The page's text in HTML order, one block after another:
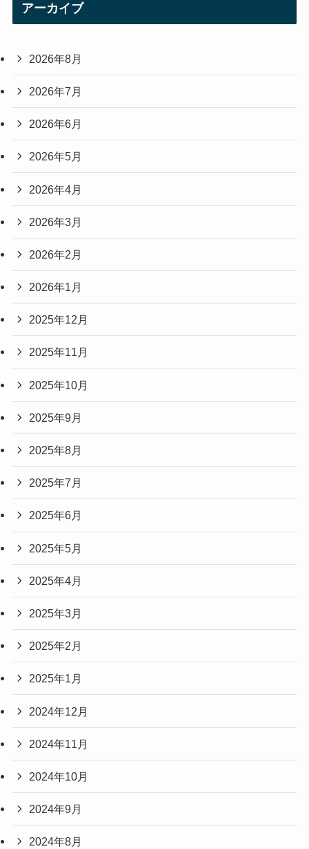
アーカイブ
2026年8月
2026年7月
2026年6月
2026年5月
2026年4月
2026年3月
2026年2月
2026年1月
2025年12月
2025年11月
2025年10月
2025年9月
2025年8月
2025年7月
2025年6月
2025年5月
2025年4月
2025年3月
2025年2月
2025年1月
2024年12月
2024年11月
2024年10月
2024年9月
2024年8月